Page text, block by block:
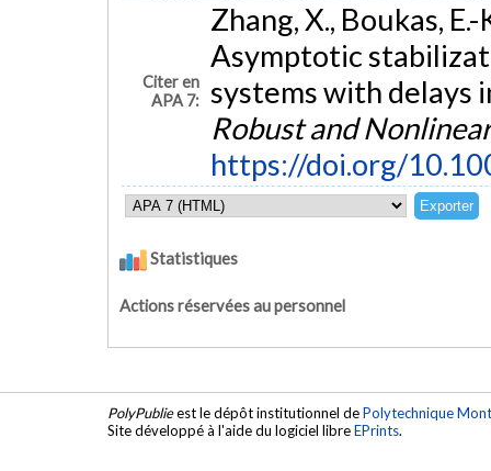
Citer en
APA 7:
Zhang, X., Boukas,
Asymptotic
systems with delays
Robust and
https://doi.org/
Statistiques
Actions réservées au personnel
PolyPublieest le dépôt institutionnel dePolytechnique
Site développé à l'aide du logiciel libreEPrints.